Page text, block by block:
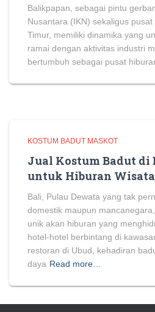
Balikpapan, sebagai pintu
Nusantara (IKN) sekaligus
Timur, memiliki dinamika yang
ramai dengan aktivitas industri
bertumbuh sebagai pusat
KOSTUM BADUT MASKOT
Jual Kostum Badut di
untuk Hiburan Wisata
Bali, Pulau Dewata yang tak
domestik maupun
unik akan hiburan yang
hotel-hotel berbintang di
restoran di Ubud, kehadiran
daya Read more…